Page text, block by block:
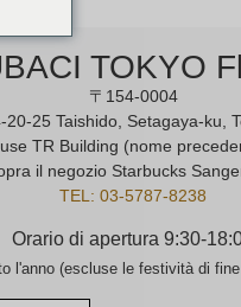
TOKYO
〒154-0004
20-25 Taishido, Setagaya-ku,
TR Building (nome
il negozio Starbucks
TEL: 03-5787-8238
Orario di apertura 9:30-
l'anno (escluse le festività di